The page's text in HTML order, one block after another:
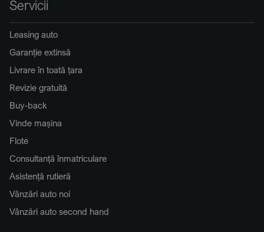
Servicii
Leasing auto
Garanție extinsă
Livrare în toată țara
Revizie gratuită
Buy-back
Vinde mașina
Flote
Consultanță înmatriculare
Asistență rutieră
Vânzări auto noi
Vânzări auto second hand